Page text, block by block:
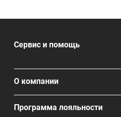
Сервис и помощь
О компании
Программа лояльности